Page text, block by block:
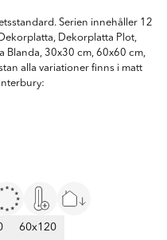
Serien innehåller 12
Dekorplatta Plot,
Blanda, 30x30 cm, 60x60 cm,
alla variationer finns i matt
60x120